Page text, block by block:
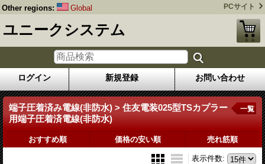
Other regions: Global PCサイト
ユニークシステム
ログイン 新規登録 お問い合わせ
端子圧着済み電線(非防水) > 住友電装025型TSカプラー
用端子圧着済電線(非防水)
一覧
おすすめ順 価格の安い順 売れ筋順
表示件数: